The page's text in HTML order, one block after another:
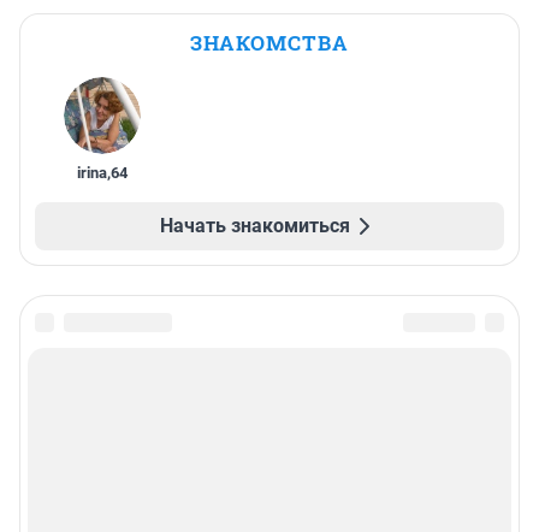
ЗНАКОМСТВА
irina,64
Начать знакомиться